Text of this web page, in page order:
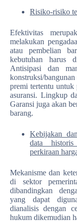
Risiko-risiko
Efektivitas
melakukan
atau pembelian
kebutuhan harus
Antisipasi dan
konstruksi/
premi tertentu untuk
asuransi. Lingkup
Garansi juga akan
barang.
Kebijakan
data historis
perkiraan
Mekanisme dan
di sektor
dibandingkan
yang dapat
dianalisis dengan
hukum dikemudian